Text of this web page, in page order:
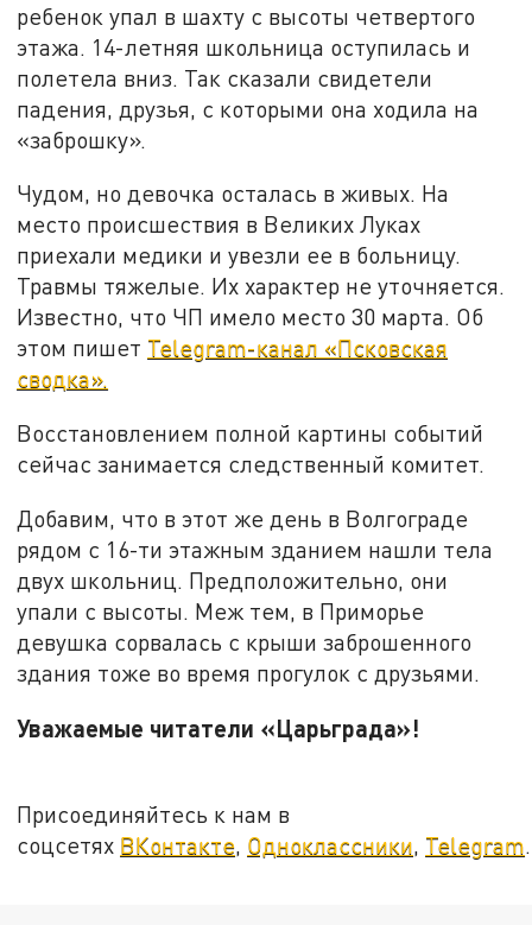
ребенок упал в шахту с высоты четвертого
этажа. 14-летняя школьница оступилась и
полетела вниз. Так сказали свидетели
падения, друзья, с которыми она ходила на
«заброшку».
Чудом, но девочка осталась в живых. На
место происшествия в Великих Луках
приехали медики и увезли ее в больницу.
Травмы тяжелые. Их характер не уточняется.
Известно, что ЧП имело место 30 марта. Об
этом пишет Telegram-канал «Псковская
сводка».
Восстановлением полной картины событий
сейчас занимается следственный комитет.
Добавим, что в этот же день в Волгограде
рядом с 16-ти этажным зданием нашли тела
двух школьниц. Предположительно, они
упали с высоты. Меж тем, в Приморье
девушка сорвалась с крыши заброшенного
здания тоже во время прогулок с друзьями.
Уважаемые читатели «Царьграда»!
Присоединяйтесь к нам в
соцсетях ВКонтакте, Одноклассники, Telegram.